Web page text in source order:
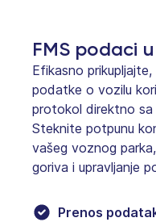
FMS podaci
Efikasno
podatke o vozilu
protokol direktno sa
Steknite potpunu
vašeg voznog
goriva i upravljanje
Prenos